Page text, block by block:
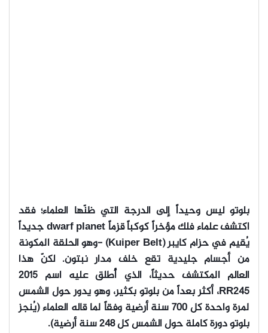
بلوتو ليس وحيداً إلى الدرجة التي ظنّها العلماء؛ فقد
اكتشف علماء فلك مؤخراً كوكباً قزماً dwarf planet جديداً
يُقيم في حزام كايبر (Kuiper Belt) -وهو الحلقة المكونة
من أجسام جليدية تقع خلف مدار نبتون. لكنّ هذا
العالم
المكتشف حديثاً، الذي أُطلق عليه اسم 2015
RR245، أكثر بعداً من بلوتو بكثير، وهو يدور حول الشمس
لمرة واحدة كل 700 سنة أرضية وفقاً لما قاله العلماء (يُنجز
بلوتو دورة كاملة حول الشمس كل 248 سنة أرضية).